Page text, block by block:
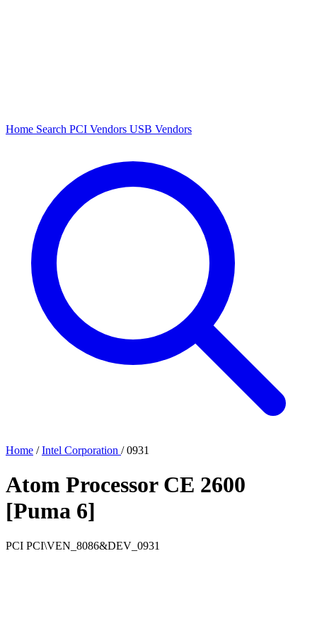
Home Search PCI Vendors USB Vendors
Home / Intel Corporation / 0931
Atom Processor CE 2600
[Puma 6]
PCI PCI\VEN_8086&DEV_0931